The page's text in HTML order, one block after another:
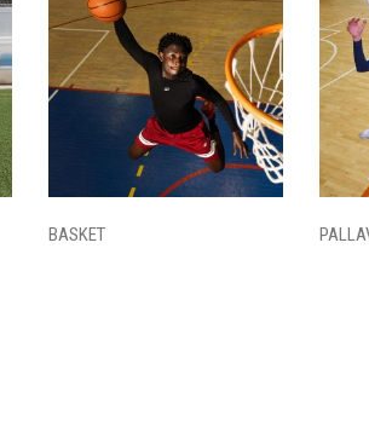
BASKET